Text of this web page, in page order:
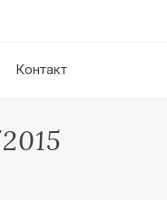
Контакт